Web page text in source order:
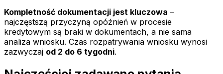
Kompletność dokumentacji jest kluczowa –
najczęstszą przyczyną opóźnień w procesie
kredytowym są braki w dokumentach, a nie sama
analiza wniosku. Czas rozpatrywania wniosku wynosi
zazwyczaj od 2 do 6 tygodni.